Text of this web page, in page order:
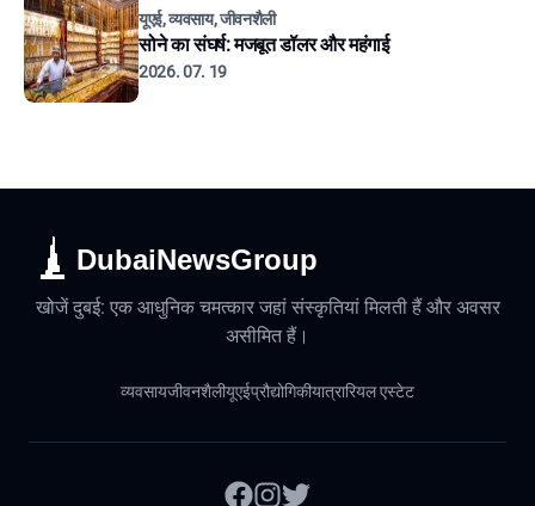
यूएई, व्यवसाय, जीवनशैली
सोने का संघर्ष: मजबूत डॉलर और महंगाई
2026. 07. 19
DubaiNewsGroup
खोजें दुबई: एक आधुनिक चमत्कार जहां संस्कृतियां मिलती हैं और अवसर
असीमित हैं।
व्यवसायजीवनशैलीयूएईप्रौद्योगिकीयात्रारियल एस्टेट